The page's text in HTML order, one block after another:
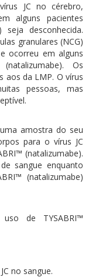
JC no cérebro,
alguns pacientes
seja desconhecida.
granulares (NCG)
ocorreu em alguns
Os
aos da LMP. O vírus
pessoas, mas
amostra do seu
para o vírus JC
(natalizumabe).
sangue enquanto
(natalizumabe)
de TYSABRI™
no sangue.